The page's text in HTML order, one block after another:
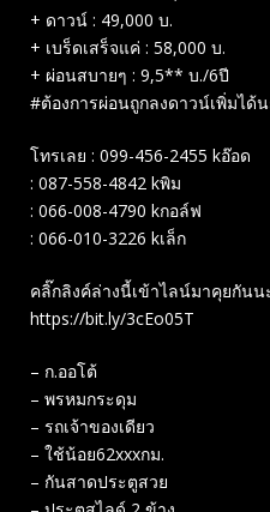
+ ดาวน์ : 49,000 บ.
+ เบร็ดเสร็จแค่ : 58,000 บ.
+ ผ่อนสบายๆ : 9,5** บ./6ปี
#ต้องการผ่อนถูกลงดาวน์เพิ่มได้
โทรเลย : 099-456-2455 kอ๊อด
: 087-558-4842 kพิม
: 066-008-4790 kกอล์ฟ
: 066-010-3226 kเล็ก
คลิ๊กลิงค์ล่างนี้เข้าไลน์มาคุยกันน
https://bit.ly/3cEo05T
– ก.ออโต้
– พรหมกระดุม
– รถเจ้าของเดียว
– ใช้น้อย62xxxกม.
– กันสาดประตูสวย